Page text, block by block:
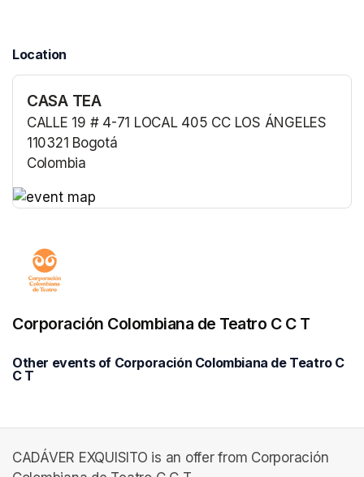
Location
CASA TEA
CALLE 19 # 4-71 LOCAL 405 CC LOS ÁNGELES
110321 Bogotá
Colombia
Corporación Colombiana de Teatro C C T
Other events of Corporación Colombiana de Teatro C
C T
CADÁVER EXQUISITO is an offer from Corporación